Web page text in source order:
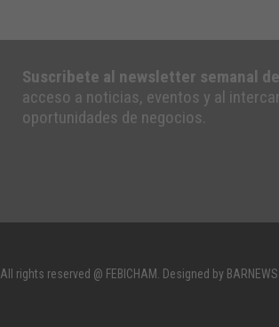
Suscribete al newsletter semanal
acceso a noticias, eventos y al
oportunidades de negocios.
All rights reserved @ FEBICHAM. Designed by